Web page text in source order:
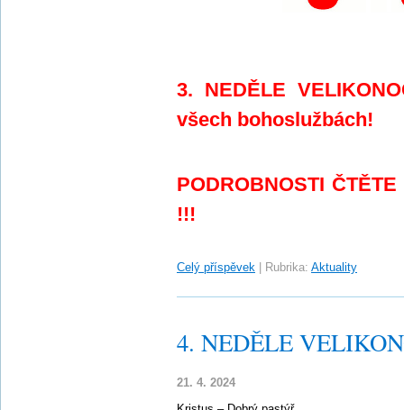
3. NEDĚLE
všech bohoslužbách!
PODROBNOSTI
!!!
Celý příspěvek Rubrika: Aktuality
4. NEDĚLE
21. 4. 2024